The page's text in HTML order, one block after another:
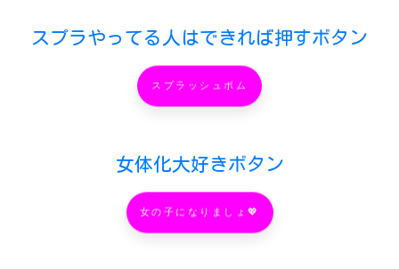
スプラやってる人はできれば押すボタン
スプラッシュボム
女体化大好きボタン
女の子になりましょ💖